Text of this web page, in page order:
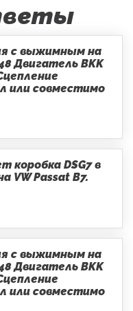
с выжимным на
Двигатель BKK
или совместимо
коробка DSG7 в
VW Passat B7.
с выжимным на
Двигатель BKK
или совместимо